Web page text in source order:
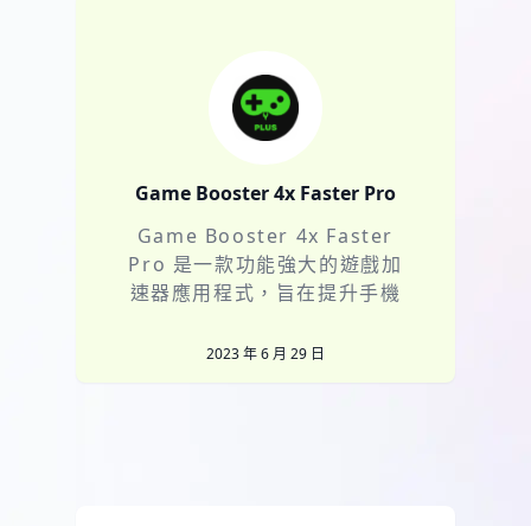
Game Booster 4x Faster Pro
Game Booster 4x Faster
Pro 是一款功能強大的遊戲加
速器應用程式，旨在提升手機
2023 年 6 月 29 日